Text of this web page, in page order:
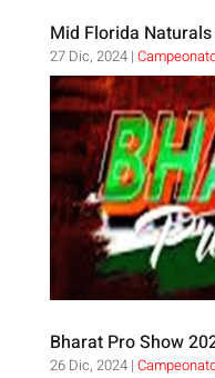
Mid Florida
27 Dic, 2024|
Bharat Pro Show
26 Dic, 2024|